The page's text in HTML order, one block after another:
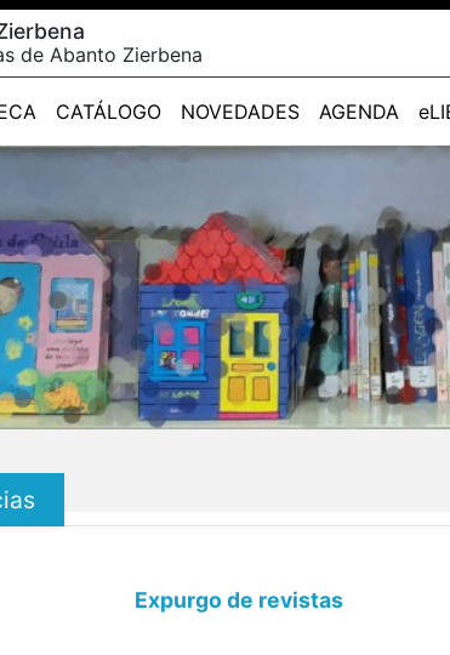
de Abanto Zierbena
CATÁLOGO NOVEDADES AGENDA
Expurgo de revistas